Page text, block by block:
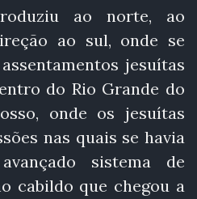
ao norte, ao
ao sul, onde se
jesuítas
do Rio Grande do
onde os jesuítas
nas quais se havia
sistema de
cabildo que chegou a